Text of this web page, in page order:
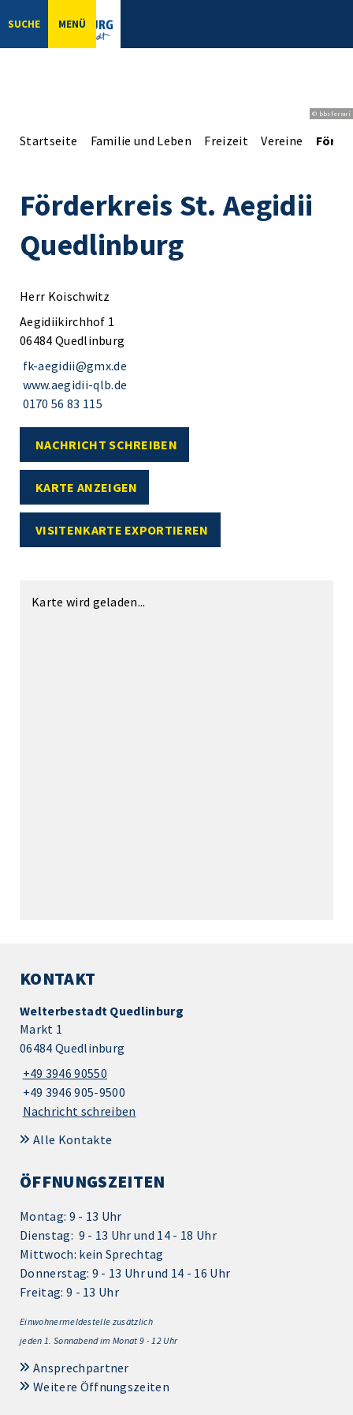
SUCHE MENÜ
© bbsferrari
Startseite Familie und Leben Freizeit Vereine
Förderkreis St. Aegidii
Quedlinburg
Herr Koischwitz
Aegidiikirchhof 1
06484 Quedlinburg
fk-aegidii@gmx.de
www.aegidii-qlb.de
0170 56 83 115
NACHRICHT SCHREIBEN
KARTE ANZEIGEN
VISITENKARTE EXPORTIEREN
Karte wird geladen...
KONTAKT
Welterbestadt Quedlinburg
Markt 1
06484 Quedlinburg
+49 3946 90550
+49 3946 905-9500
Nachricht schreiben
Alle Kontakte
ÖFFNUNGSZEITEN
Montag: 9 - 13 Uhr
Dienstag: 9 - 13 Uhr und 14 - 18 Uhr
Mittwoch: kein Sprechtag
Donnerstag: 9 - 13 Uhr und 14 - 16 Uhr
Freitag: 9 - 13 Uhr
Einwohnermeldestelle zusätzlich
jeden 1. Sonnabend im Monat 9 - 12 Uhr
Ansprechpartner
Weitere Öffnungszeiten